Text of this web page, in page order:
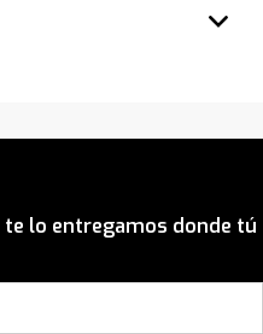
te lo entregamos donde tú